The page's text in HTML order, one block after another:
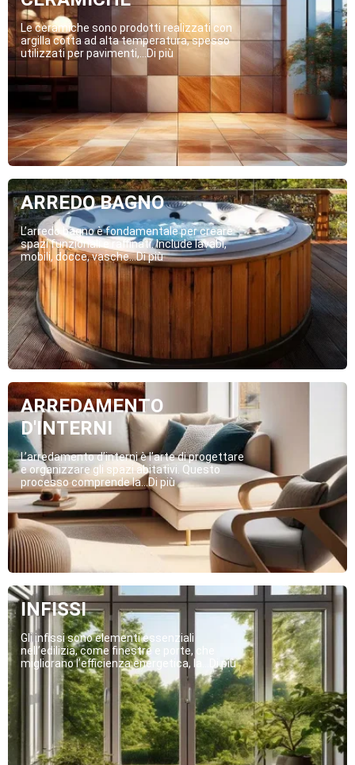
Le ceramiche sono prodotti realizzati con
argilla cotta ad alta temperatura, spesso
utilizzati per pavimenti,...Di più
ARREDO BAGNO
L’arredo bagno è fondamentale per creare
spazi funzionali e raffinati. Include lavabi,
mobili, docce, vasche...Di più
ARREDAMENTO
D'INTERNI
L’arredamento d’interni è l’arte di progettare
e organizzare gli spazi abitativi. Questo
processo comprende la...Di più
INFISSI
Gli infissi sono elementi essenziali
nell’edilizia, come finestre e porte, che
migliorano l’efficienza energetica, la...Di più